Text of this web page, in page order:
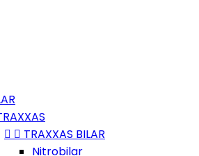
  TRAXXAS BILAR
Nitrobilar